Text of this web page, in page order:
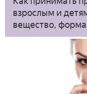
взрослым и
вещество,